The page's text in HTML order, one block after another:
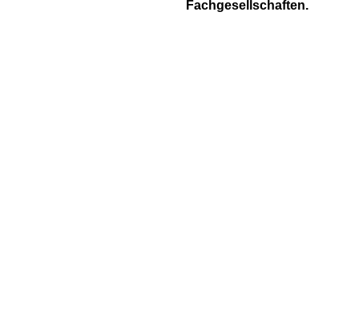
Fachgesellschaften.